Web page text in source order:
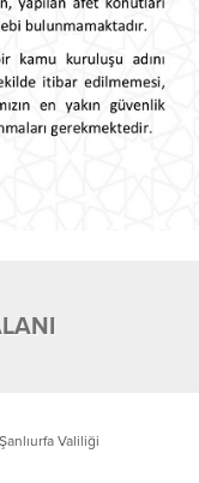
Şanlıurfa Valiliği